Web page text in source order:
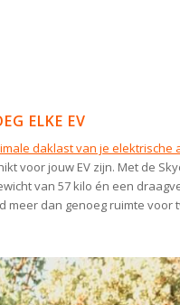
ELKE EV
daklast van je elektrische
voor jouw EV zijn. Met de
van 57 kilo én een
meer dan genoeg ruimte